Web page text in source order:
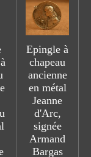
Epingle à
chapeau
ancienne
en métal
Jeanne
d'Arc,
signée
Armand
Bargas